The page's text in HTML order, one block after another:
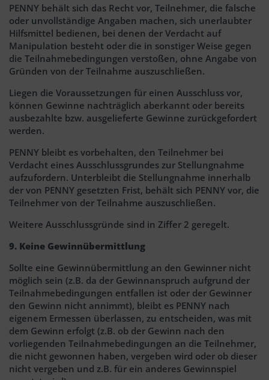
PENNY behält sich das Recht vor, Teilnehmer, die falsche
oder unvollständige Angaben machen, sich unerlaubter
Hilfsmittel bedienen, bei denen der Verdacht auf
Manipulation besteht oder die in sonstiger Weise gegen
die Teilnahmebedingungen verstoßen, ohne Angabe von
Gründen von der Teilnahme auszuschließen.
Liegen die Voraussetzungen für einen Ausschluss vor,
können Gewinne nachträglich aberkannt oder bereits
ausbezahlte bzw. ausgelieferte Gewinne zurückgefordert
werden.
PENNY bleibt es vorbehalten, den Teilnehmer bei
Verdacht eines Ausschlussgrundes zur Stellungnahme
aufzufordern. Unterbleibt die Stellungnahme innerhalb
der von PENNY gesetzten Frist, behält sich PENNY vor, die
Teilnehmer von der Teilnahme auszuschließen.
Weitere Ausschlussgründe sind in Ziffer 2 geregelt.
9. Keine Gewinnübermittlung
Sollte eine Gewinnübermittlung an den Gewinner nicht
möglich sein (z.B. da der Gewinnanspruch aufgrund der
Teilnahmebedingungen entfallen ist oder der Gewinner
den Gewinn nicht annimmt), bleibt es PENNY nach
eigenem Ermessen überlassen, zu entscheiden, was mit
dem Gewinn erfolgt (z.B. ob der Gewinn nach den
vorliegenden Teilnahmebedingungen an die Teilnehmer,
die nicht gewonnen haben, vergeben wird oder ob dieser
nicht vergeben und z.B. für ein anderes Gewinnspiel